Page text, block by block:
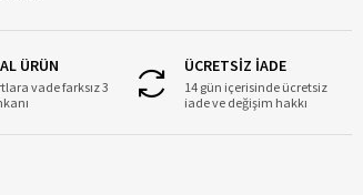
ÜRÜN
vade farksız 3
ÜCRETSİZ İADE
14 gün içerisinde ücretsiz
iade ve değişim hakkı